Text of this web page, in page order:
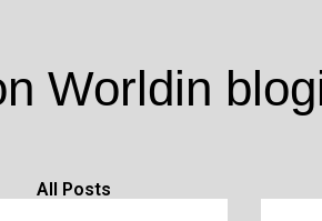
Worldin
All Posts